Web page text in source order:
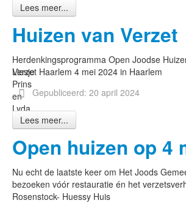
Lees meer...
Huizen van Verzet
Liesje
Prins
en
Lyda
Reijer
Herdenkingsprogramma Open Joodse
Verzet Haarlem 4 mei 2024 in Haarlem
Gepubliceerd: 20 april 2024
Lees meer...
Open huizen op 4
Nu echt de laatste keer om Het Joods
bezoeken vóór restauratie én het
Rosenstock- Huessy Huis